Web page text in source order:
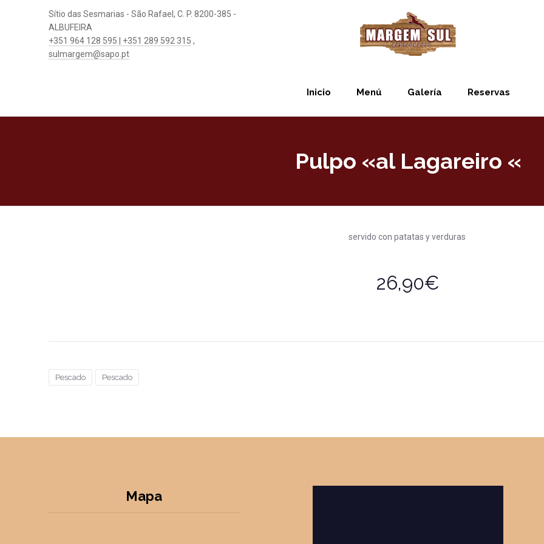
Sítio das Sesmarias - São Rafael, C. P. 8200-385 -
ALBUFEIRA
+351 964 128 595 | +351 289 592 315 ,
sulmargem@sapo.pt
Inicio Menú Galería Reservas
Pulpo «al Lagareiro «
servido con patatas y verduras
26,90€
Pescado Pescado
Mapa